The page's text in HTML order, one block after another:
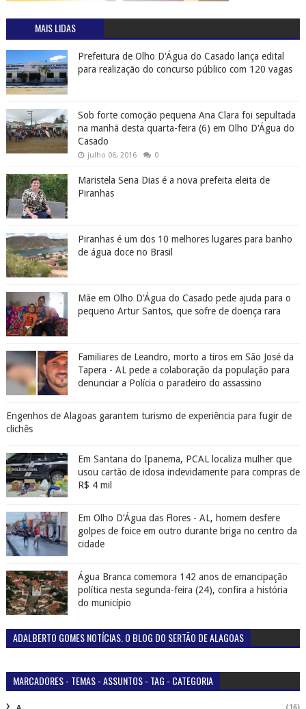
MAIS LIDAS
Prefeitura de Olho D'Água do Casado lança edital
para realização do concurso público com 120 vagas
Sob forte comoção pequena Ana Clara foi sepultada
na manhã desta quarta-feira (6) em Olho D'Água do
Casado
julho 06, 2016 0
Maristela Sena Dias é a nova prefeita eleita de
Piranhas
Piranhas é um dos 10 melhores lugares para banho
de água doce no Brasil
Mãe em Olho D'Água do Casado pede ajuda para o
pequeno Artur Santos, que sofre de doença rara
Familiares de Leandro, morto a tiros em São José da
Tapera - AL pede a colaboração da população para
denunciar a Polícia o paradeiro do assassino
Engenhos de Alagoas garantem turismo de experiência para fugir de
clichês
Em Santana do Ipanema, PCAL localiza mulher que
usou cartão de idosa indevidamente para compras de
R$ 4 mil
Em Olho D’Água das Flores - AL, homem desfere
golpes de foice em outro durante briga no centro da
cidade
Água Branca comemora 142 anos de emancipação
política nesta segunda-feira (24), confira a história
do município
ADALBERTO GOMES NOTÍCIAS. O BLOG DO SERTÃO DE ALAGOAS
MARCADORES - TEMAS - ASSUNTOS - TAG - CATEGORIA